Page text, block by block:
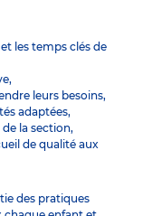
les temps clés de
leurs besoins,
adaptées,
la section,
de qualité aux
des pratiques